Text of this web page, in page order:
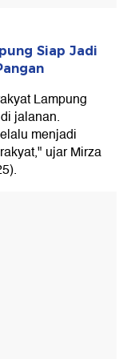
Siap Jadi
Lampung
jalanan.
menjadi
ujar Mirza